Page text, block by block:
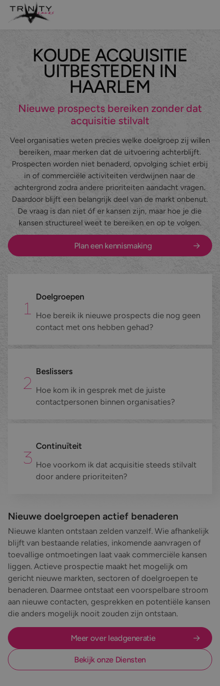
Leadgeneratie
Sales support
Maatwerk belcampagnes
Even kennismaken?
Over ons
Diensten
Leadgeneratie
Sales support
Maatwerk belcampagnes
Inbound telefonie
Alle diensten
Branches
IT & Digital
Zakelijke dienstverlening
Fieldmarketing
Industrie & Maakindustrie
Alle branches
Referenties
Nieuws en blog
KOUDE ACQUISITIE
UITBESTEDEN IN
HAARLEM
Nieuwe prospects bereiken zonder dat
acquisitie stilvalt
Veel organisaties weten precies welke doelgroep zij willen
bereiken, maar merken dat de uitvoering achterblijft.
Prospecten worden niet benaderd, opvolging schiet erbij
in of commerciële activiteiten verdwijnen naar de
achtergrond zodra andere prioriteiten aandacht vragen.
Daardoor blijft een belangrijk deel van de markt onbenut.
De vraag is dan niet óf er kansen zijn, maar hoe je die
kansen structureel weet te bereiken en op te volgen.
Plan een kennismaking
Doelgroepen
Hoe bereik ik nieuwe prospects die nog geen
contact met ons hebben gehad?
Beslissers
Hoe kom ik in gesprek met de juiste
contactpersonen binnen organisaties?
Continuïteit
Hoe voorkom ik dat acquisitie steeds stilvalt
door andere prioriteiten?
Nieuwe doelgroepen actief benaderen
Nieuwe klanten ontstaan zelden vanzelf. Wie afhankelijk
blijft van bestaande relaties, inkomende aanvragen of
toevallige ontmoetingen laat vaak commerciële kansen
liggen. Actieve prospectie maakt het mogelijk om
gericht nieuwe markten, sectoren of doelgroepen te
benaderen. Daarmee ontstaat een voorspelbare stroom
aan nieuwe contacten, gesprekken en potentiële kansen
die anders mogelijk nooit zouden zijn ontstaan.
Meer over leadgeneratie
Bekijk onze Diensten